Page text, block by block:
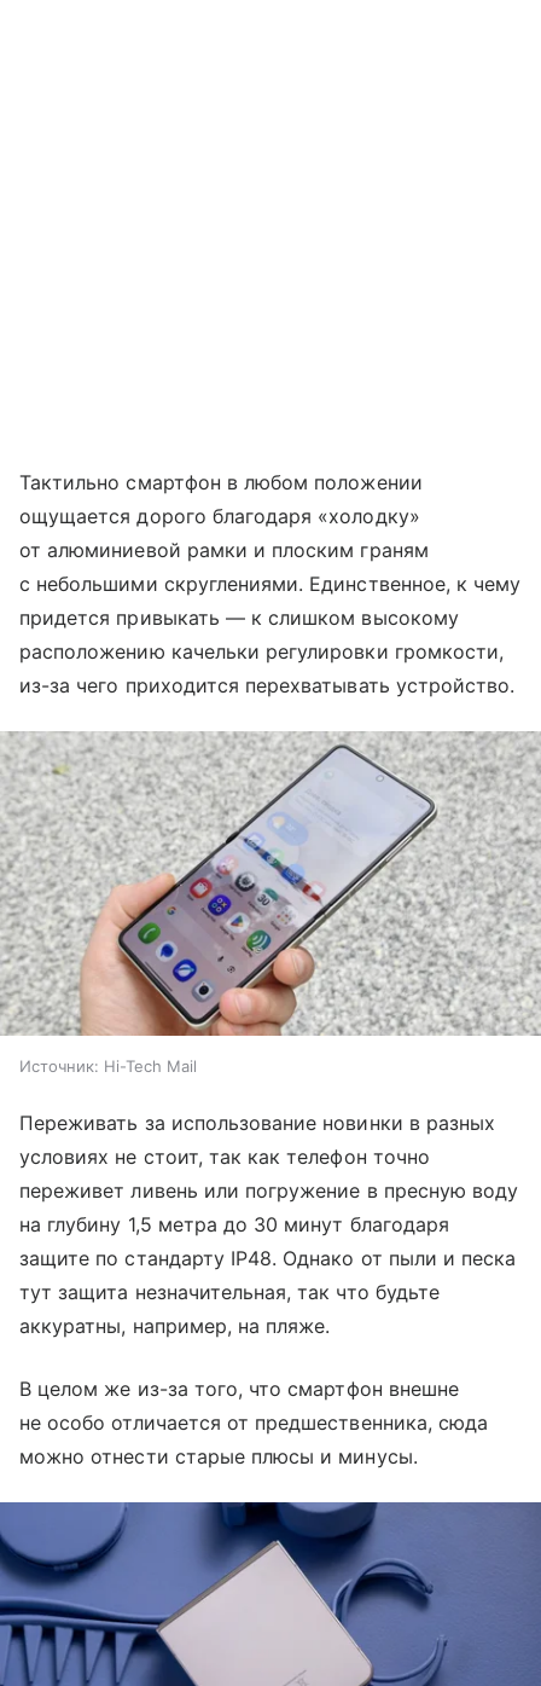
Тактильно смартфон в любом положении
ощущается дорого благодаря «холодку»
от алюминиевой рамки и плоским граням
с небольшими скруглениями. Единственное, к чему
придется привыкать — к слишком высокому
расположению качельки регулировки громкости,
из-за чего приходится перехватывать устройство.
Источник: Hi-Tech Mail
Переживать за использование новинки в разных
условиях не стоит, так как телефон точно
переживет ливень или погружение в пресную воду
на глубину 1,5 метра до 30 минут благодаря
защите по стандарту IP48. Однако от пыли и песка
тут защита незначительная, так что будьте
аккуратны, например, на пляже.
В целом же из-за того, что смартфон внешне
не особо отличается от предшественника, сюда
можно отнести старые плюсы и минусы.